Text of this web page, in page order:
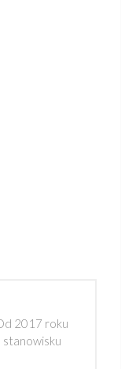
2017 roku